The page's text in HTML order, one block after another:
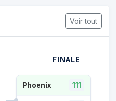
Voir tout
FINALE
Phoenix 111